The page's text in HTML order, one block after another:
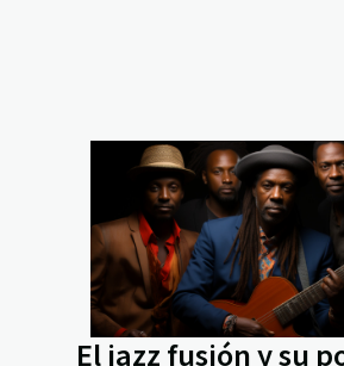
El jazz fusión y su